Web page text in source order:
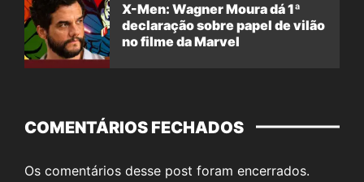
X-Men: Wagner Moura dá 1ª
declaração sobre papel de vilão
no filme da Marvel
COMENTÁRIOS FECHADOS
Os comentários desse post foram encerrados.